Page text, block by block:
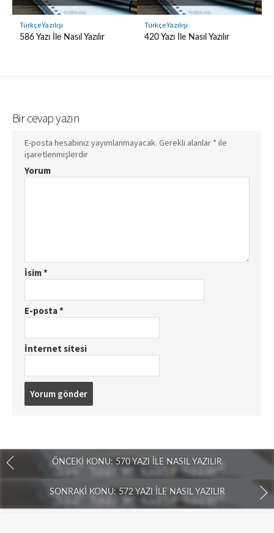
Türkçe Yazılışı
586 Yazı İle Nasıl Yazılır
Türkçe Yazılışı
420 Yazı İle Nasıl Yazılır
Bir cevap yazın
E-posta hesabınız yayımlanmayacak. Gerekli alanlar * ile
işaretlenmişlerdir
Yorum
İsim*
E-posta*
İnternet sitesi
ÖNCEKI KONU: 570 YAZI İLE NASIL YAZILIR
SONRAKI KONU: 572 YAZI İLE NASIL YAZILIR